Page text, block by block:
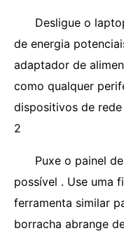
Desligue o
de energia
adaptador de
como qualquer
dispositivos de rede
2
Puxe o painel
possível . Use uma
ferramenta similar
borracha abrange